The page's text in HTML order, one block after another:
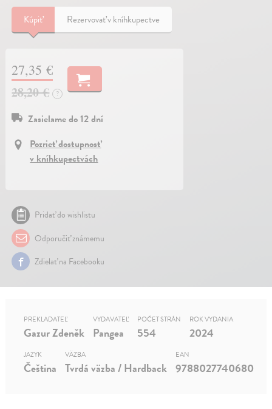
Kúpiť Rezervovať v kníhkupectve
27,35 €
28,20 €
?
Zasielame do 12 dní
Pozrieť dostupnosť
v kníhkupectvách
Pridať do wishlistu
Odporučiť známemu
Zdielať na Facebooku
PREKLADATEĽ
Gazur Zdeněk
VYDAVATEĽ
Pangea
POČET STRÁN
554
ROK VYDANIA
2024
JAZYK
Čeština
VÄZBA
Tvrdá väzba / Hardback
EAN
9788027740680